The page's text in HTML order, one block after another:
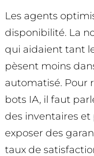
Les agents
disponibilité. La
qui aidaient tant
pèsent moins
automatisé. Pour
bots IA, il faut
des inventaires
exposer des
taux de